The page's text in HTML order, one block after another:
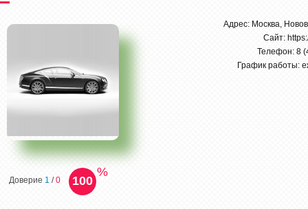
Доверие 1 /0 100
%
Адрес: Москва,
Сайт:
Телефон: 8
График работы: